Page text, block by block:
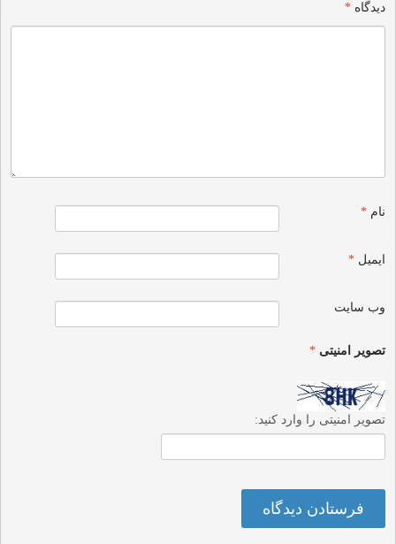
دیدگاه*
نام*
ایمیل*
وب‌ سایت
تصویر امنیتی*
تصویر امنیتی را وارد کنید: